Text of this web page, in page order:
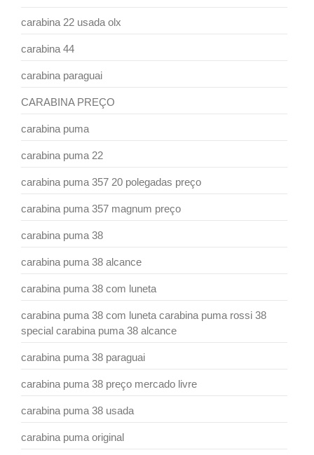
carabina 22 usada olx
carabina 44
carabina paraguai
CARABINA PREÇO
carabina puma
carabina puma 22
carabina puma 357 20 polegadas preço
carabina puma 357 magnum preço
carabina puma 38
carabina puma 38 alcance
carabina puma 38 com luneta
carabina puma 38 com luneta carabina puma rossi 38
special carabina puma 38 alcance
carabina puma 38 paraguai
carabina puma 38 preço mercado livre
carabina puma 38 usada
carabina puma original